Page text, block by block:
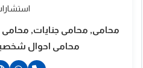
محامى, محامى جنايات,
محامى احوال